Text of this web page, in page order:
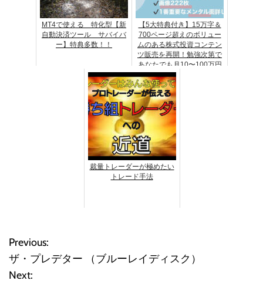
MT4で使える 特化型【新
自動決済ツール サバイバ
ー】特典多数！！
【5大特典付き】15万字＆
700ページ超えのボリュー
ムのある株式投資コンテン
ツ販売を再開！勉強次第で
あなたでも月10〜100万円
は稼げます。
裁量トレーダーが極めたい
トレード手法
投
稿
Previous:
ザ・プレデター （ブルーレイディスク）
Next: